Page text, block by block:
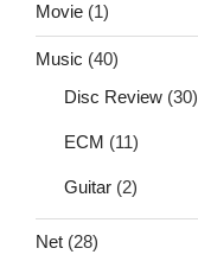
Movie (1)
Music (40)
Disc Review (30)
ECM (11)
Guitar (2)
Net (28)